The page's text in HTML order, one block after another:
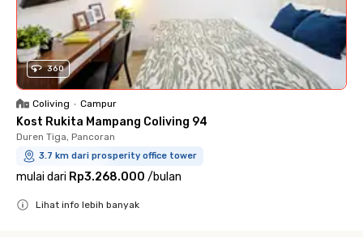
360
Coliving • Campur
Kost Rukita Mampang Coliving 94
Duren Tiga, Pancoran
3.7 km dari prosperity office tower
mulai dari Rp3.268.000 /bulan
Lihat info lebih banyak